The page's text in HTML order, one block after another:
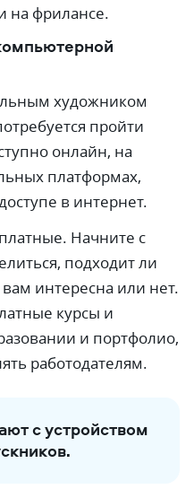
на фрилансе.
художником
пройти
онлайн, на
платформах,
в интернет.
Начните с
подходит ли
интересна или нет.
курсы и
и портфолио,
работодателям.
с устройством